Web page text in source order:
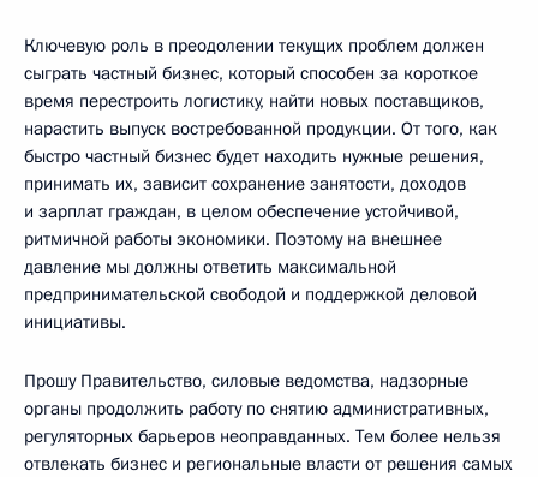
Ключевую роль в преодолении текущих проблем должен
сыграть частный бизнес, который способен за короткое
время перестроить логистику, найти новых поставщиков,
нарастить выпуск востребованной продукции. От того, как
быстро частный бизнес будет находить нужные решения,
принимать их, зависит сохранение занятости, доходов
и зарплат граждан, в целом обеспечение устойчивой,
ритмичной работы экономики. Поэтому на внешнее
давление мы должны ответить максимальной
предпринимательской свободой и поддержкой деловой
инициативы.
Прошу Правительство, силовые ведомства, надзорные
органы продолжить работу по снятию административных,
регуляторных барьеров неоправданных. Тем более нельзя
отвлекать бизнес и региональные власти от решения самых